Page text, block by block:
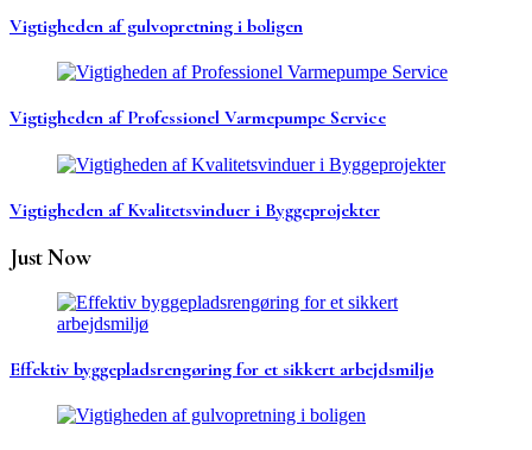
Vigtigheden af gulvopretning i boligen
Vigtigheden af Professionel Varmepumpe Service
Vigtigheden af Kvalitetsvinduer i Byggeprojekter
Just Now
Effektiv byggepladsrengøring for et sikkert arbejdsmiljø